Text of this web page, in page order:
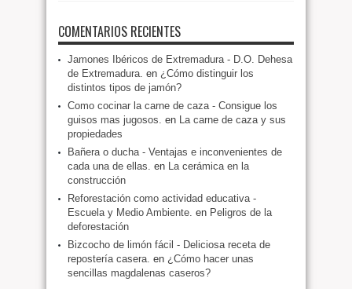
COMENTARIOS RECIENTES
Jamones Ibéricos de Extremadura - D.O. Dehesa
de Extremadura. en ¿Cómo distinguir los
distintos tipos de jamón?
Como cocinar la carne de caza - Consigue los
guisos mas jugosos. en La carne de caza y sus
propiedades
Bañera o ducha - Ventajas e inconvenientes de
cada una de ellas. en La cerámica en la
construcción
Reforestación como actividad educativa -
Escuela y Medio Ambiente. en Peligros de la
deforestación
Bizcocho de limón fácil - Deliciosa receta de
repostería casera. en ¿Cómo hacer unas
sencillas magdalenas caseros?